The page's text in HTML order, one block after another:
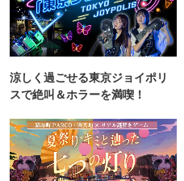
涼しく過ごせる東京ジョイポリ
スで絶叫＆ホラーを満喫！